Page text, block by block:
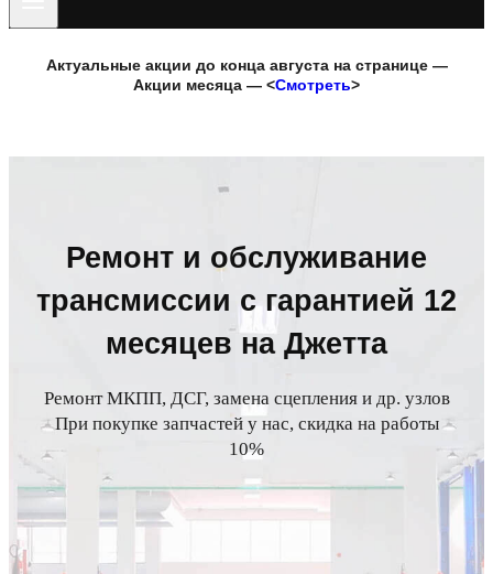
Актуальные акции до конца августа на странице —
Акции месяца — <Смотреть>
Ремонт и обслуживание
трансмиссии с гарантией 12
месяцев на Джетта
Ремонт МКПП, ДСГ, замена сцепления и др. узлов
При покупке запчастей у нас, скидка на работы
10%